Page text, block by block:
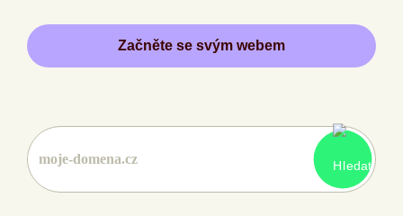
Začněte se svým webem